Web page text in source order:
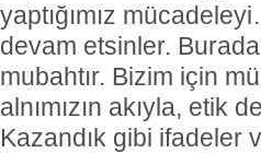
yaptığımız
devam etsinler.
mubahtır. Bizim için
alnımızın akıyla, etik
Kazandık gibi ifadeler